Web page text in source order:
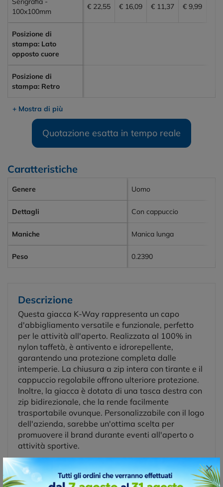
×
100x100mm
€ 22,55 € 16,09 € 11,37 € 9,99
Posizione di
stampa: Lato
opposto cuore
Posizione di
stampa: Retro
+ Mostra di più
Quotazione esatta in tempo reale
Caratteristiche
Genere Uomo
Dettagli Con cappuccio
Maniche Manica lunga
Peso 0.2390
Descrizione
Questa giacca K-Way rappresenta un capo
d'abbigliamento versatile e funzionale, perfetto
per le attività all'aperto. Realizzata al 100% in
nylon taffetà, è antivento e idrorepellente,
garantendo una protezione completa dalle
intemperie. La chiusura a zip intera con tirante e il
cappuccio regolabile offrono ulteriore protezione.
Inoltre, la giacca è dotata di una tasca destra con
zip bidirezionale, che la rende facilmente
trasportabile ovunque. Personalizzabile con il logo
dell'azienda, sarebbe un'ottima scelta per
promuovere il brand durante eventi all'aperto o
attività sportive.